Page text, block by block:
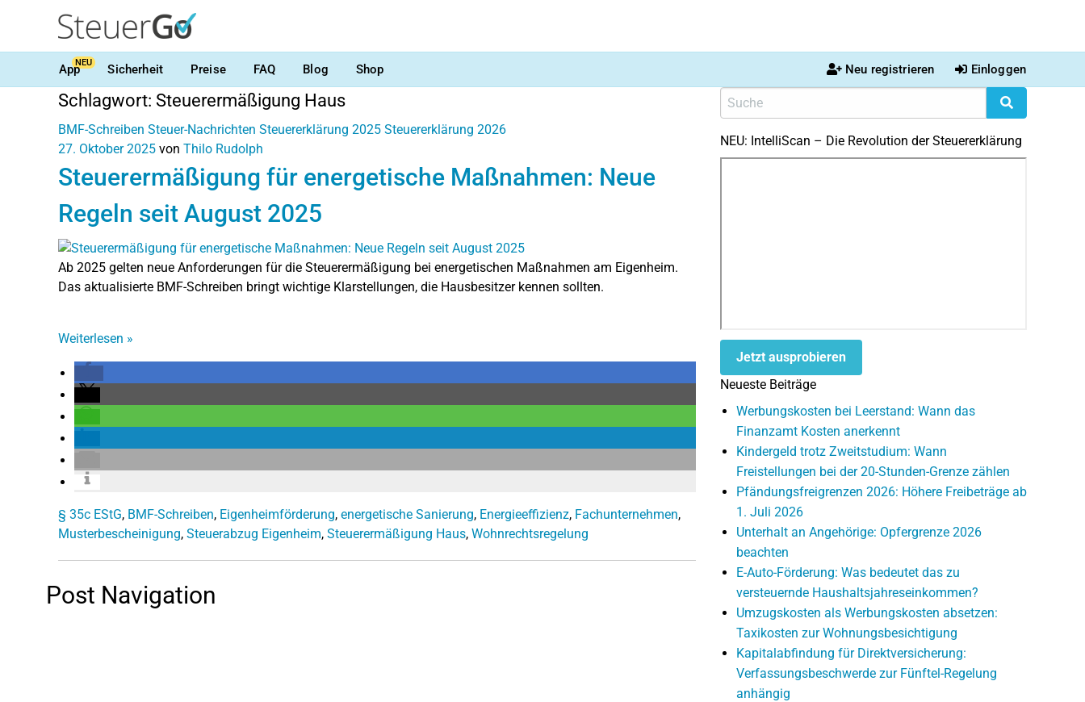
AppNEU Sicherheit Preise FAQ Blog Shop Neu registrieren Einloggen
Schlagwort: Steuerermäßigung Haus
BMF-Schreiben Steuer-Nachrichten Steuererklärung 2025 Steuererklärung 2026
27. Oktober 2025 von Thilo Rudolph
Steuerermäßigung für energetische Maßnahmen: Neue
Regeln seit August 2025
Ab 2025 gelten neue Anforderungen für die Steuerermäßigung bei energetischen Maßnahmen am Eigenheim.
Das aktualisierte BMF-Schreiben bringt wichtige Klarstellungen, die Hausbesitzer kennen sollten.
Weiterlesen »
§ 35c EStG, BMF-Schreiben, Eigenheimförderung, energetische Sanierung, Energieeffizienz, Fachunternehmen,
Musterbescheinigung, Steuerabzug Eigenheim, Steuerermäßigung Haus, Wohnrechtsregelung
Post Navigation
NEU: IntelliScan – Die Revolution der Steuererklärung
Jetzt ausprobieren
Neueste Beiträge
Werbungskosten bei Leerstand: Wann das
Finanzamt Kosten anerkennt
Kindergeld trotz Zweitstudium: Wann
Freistellungen bei der 20-Stunden-Grenze zählen
Pfändungsfreigrenzen 2026: Höhere Freibeträge ab
1. Juli 2026
Unterhalt an Angehörige: Opfergrenze 2026
beachten
E-Auto-Förderung: Was bedeutet das zu
versteuernde Haushaltsjahreseinkommen?
Umzugskosten als Werbungskosten absetzen:
Taxikosten zur Wohnungsbesichtigung
Kapitalabfindung für Direktversicherung:
Verfassungsbeschwerde zur Fünftel-Regelung
anhängig